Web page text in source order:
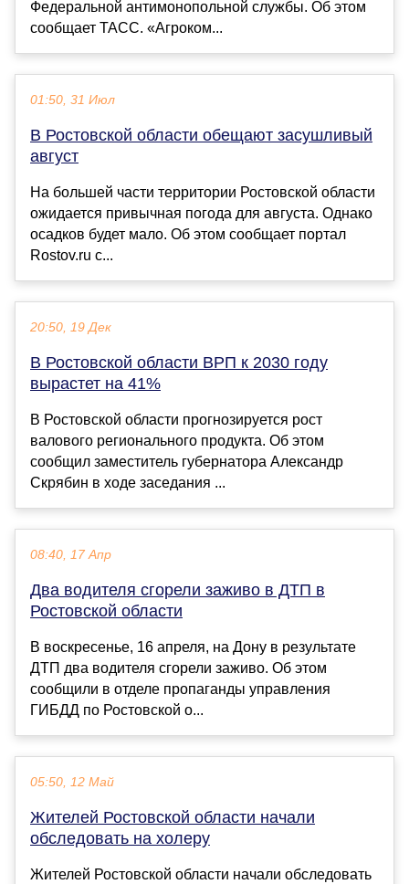
Федеральной антимонопольной службы. Об этом
сообщает ТАСС. «Агроком...
01:50, 31 Июл
В Ростовской области обещают засушливый
август
На большей части территории Ростовской области
ожидается привычная погода для августа. Однако
осадков будет мало. Об этом сообщает портал
Rostov.ru c...
20:50, 19 Дек
В Ростовской области ВРП к 2030 году
вырастет на 41%
В Ростовской области прогнозируется рост
валового регионального продукта. Об этом
сообщил заместитель губернатора Александр
Скрябин в ходе заседания ...
08:40, 17 Апр
Два водителя сгорели заживо в ДТП в
Ростовской области
В воскресенье, 16 апреля, на Дону в результате
ДТП два водителя сгорели заживо. Об этом
сообщили в отделе пропаганды управления
ГИБДД по Ростовской о...
05:50, 12 Май
Жителей Ростовской области начали
обследовать на холеру
Жителей Ростовской области начали обследовать